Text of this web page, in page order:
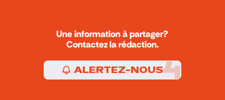
Une information à partager?
Contactez la rédaction.
ALERTEZ-NOUS